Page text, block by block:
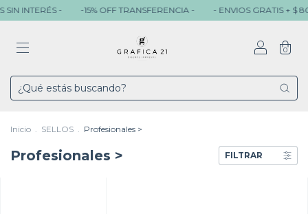
- -15% OFF TRANSFERENCIA - - ENVIOS GRATIS + $ 80.000 -
0
Inicio . SELLOS . Profesionales >
Profesionales > FILTRAR